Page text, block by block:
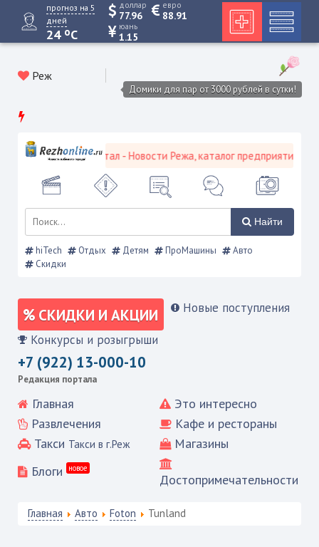
прогноз на 5
дней
24 oC
доллар
77.96
евро
88.91
юань
1.15
Реж
Домики для пар от 3000 рублей в сутки!
городской портал - Новости Режа, каталог предприятий,
Найти
hiTech Отдых Детям ПроМашины
Авто
Скидки
СКИДКИ И АКЦИИ Новые поступления
Конкурсы и розыгрыши
+7 (922) 13-000-10
Редакция портала
Главная
Это интересно
Развлечения
Кафе и рестораны
Такси Такси в г.Реж
Магазины
Блоги
новое
Достопримечательности
Главная Авто Foton Tunland